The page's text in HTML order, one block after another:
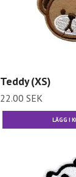
Teddy (XS)
22.00 SEK